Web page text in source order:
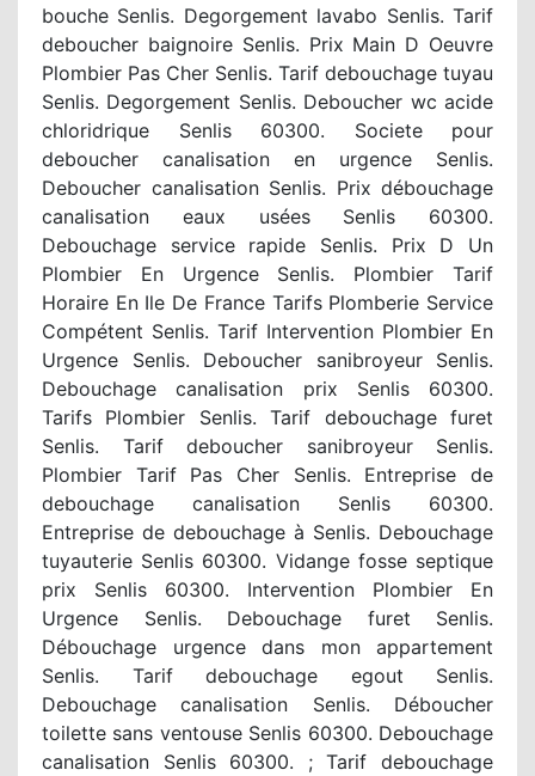
bouche Senlis. Degorgement lavabo Senlis. Tarif
deboucher baignoire Senlis. Prix Main D Oeuvre
Plombier Pas Cher Senlis. Tarif debouchage tuyau
Senlis. Degorgement Senlis. Deboucher wc acide
chloridrique Senlis 60300. Societe pour
deboucher canalisation en urgence Senlis.
Deboucher canalisation Senlis. Prix débouchage
canalisation eaux usées Senlis 60300.
Debouchage service rapide Senlis. Prix D Un
Plombier En Urgence Senlis. Plombier Tarif
Horaire En Ile De France Tarifs Plomberie Service
Compétent Senlis. Tarif Intervention Plombier En
Urgence Senlis. Deboucher sanibroyeur Senlis.
Debouchage canalisation prix Senlis 60300.
Tarifs Plombier Senlis. Tarif debouchage furet
Senlis. Tarif deboucher sanibroyeur Senlis.
Plombier Tarif Pas Cher Senlis. Entreprise de
debouchage canalisation Senlis 60300.
Entreprise de debouchage à Senlis. Debouchage
tuyauterie Senlis 60300. Vidange fosse septique
prix Senlis 60300. Intervention Plombier En
Urgence Senlis. Debouchage furet Senlis.
Débouchage urgence dans mon appartement
Senlis. Tarif debouchage egout Senlis.
Debouchage canalisation Senlis. Déboucher
toilette sans ventouse Senlis 60300. Debouchage
canalisation Senlis 60300. ; Tarif debouchage